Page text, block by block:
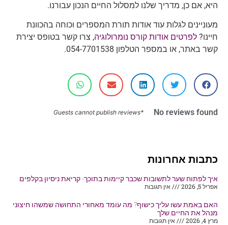
כתבות אחרונות
איך לפתוח שער לתשובות שכבר קיימות בתוכך- קריאת ניסיון בקלפים
אפריל 5, 2026
אין תגובות
האם באמת עשו עליך כישוף? מה עומד מאחורי התחושה שמשהו חיצוני
מנהל את החיים שלך
מרץ 4, 2026
אין תגובות
היא, אם כן, מדריך שלנו למסלול החיים הנכון עבורנו.
מעוניינים לגלות עוד אודות תורת המספרים וכוחה בהכוונת
חיינו? לפרטים אודות קורס נומרולוגיה, צרו קשר בטופס יצירת
קשר באתר, או במספר הטלפון 054-7701538.
No reviews found
*Guests cannot publish reviews